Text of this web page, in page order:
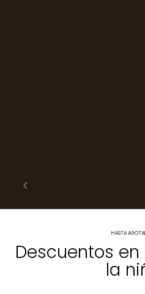
HASTA
Descuentos
la